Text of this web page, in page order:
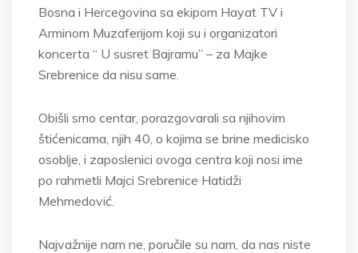
Bosna i Hercegovina sa ekipom Hayat TV i
Arminom Muzaferijom koji su i organizatori
koncerta “ U susret Bajramu” – za Majke
Srebrenice da nisu same.
Obišli smo centar, porazgovarali sa njihovim
štićenicama, njih 40, o kojima se brine medicisko
osoblje, i zaposlenici ovoga centra koji nosi ime
po rahmetli Majci Srebrenice Hatidži
Mehmedović.
Najvažnije nam ne, poručile su nam, da nas niste